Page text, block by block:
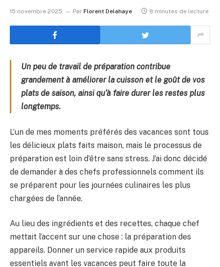
15 novembre 2025 Par Florent Delahaye 8 minutes de lecture
Un peu de travail de préparation contribue
grandement à améliorer la cuisson et le goût de vos
plats de saison, ainsi qu’à faire durer les restes plus
longtemps.
L’un de mes moments préférés des vacances sont tous
les délicieux plats faits maison, mais le processus de
préparation est loin d’être sans stress. J’ai donc décidé
de demander à des chefs professionnels comment ils
se préparent pour les journées culinaires les plus
chargées de l’année.
Au lieu des ingrédients et des recettes, chaque chef
mettait l’accent sur une chose : la préparation des
appareils. Donner un service rapide aux produits
essentiels avant les vacances peut faire toute la